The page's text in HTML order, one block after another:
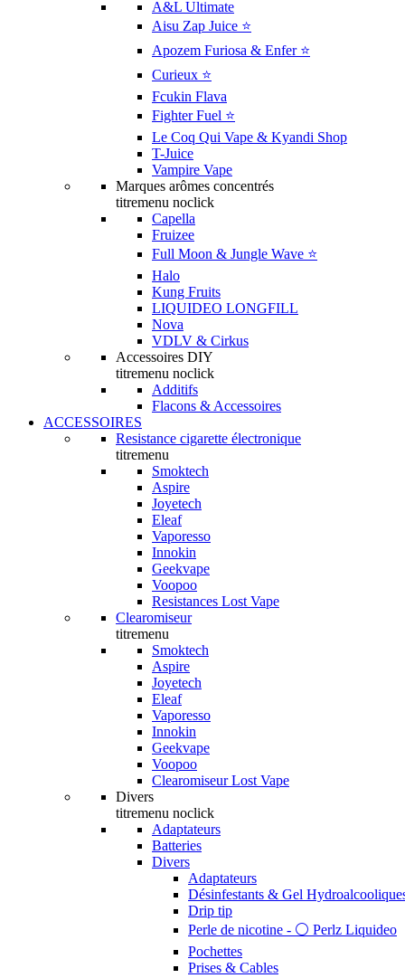
A&L Ultimate
Aisu Zap Juice ⭐️
Apozem Furiosa & Enfer ⭐️
Curieux ⭐️
Fcukin Flava
Fighter Fuel ⭐️
Le Coq Qui Vape & Kyandi Shop
T-Juice
Vampire Vape
Marques arômes concentrés
titremenu noclick
Capella
Fruizee
Full Moon & Jungle Wave ⭐️
Halo
Kung Fruits
LIQUIDEO LONGFILL
Nova
VDLV & Cirkus
Accessoires DIY
titremenu noclick
Additifs
Flacons & Accessoires
ACCESSOIRES
Resistance cigarette électronique
titremenu
Smoktech
Aspire
Joyetech
Eleaf
Vaporesso
Innokin
Geekvape
Voopoo
Resistances Lost Vape
Clearomiseur
titremenu
Smoktech
Aspire
Joyetech
Eleaf
Vaporesso
Innokin
Geekvape
Voopoo
Clearomiseur Lost Vape
Divers
titremenu noclick
Adaptateurs
Batteries
Divers
Adaptateurs
Désinfestants & Gel
Drip tip
Perle de nicotine - ⚪️ Perlz Liquideo
Pochettes
Prises & Cables